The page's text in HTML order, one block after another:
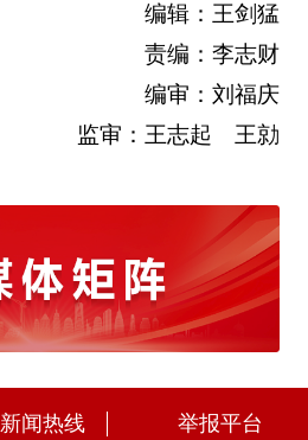
编辑：王剑猛
责编：李志财
编审：刘福庆
监审：王志起 王勍
新闻热线 举报平台